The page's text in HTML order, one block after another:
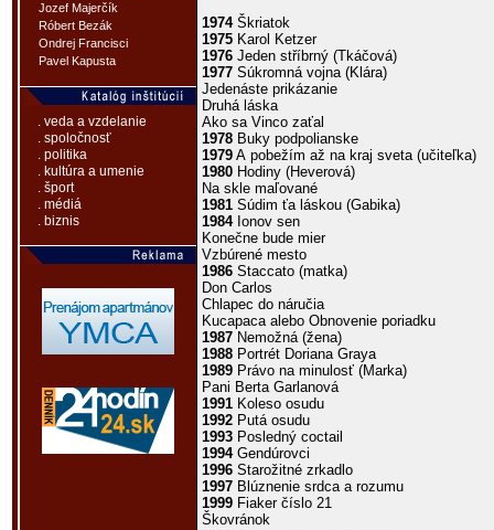
Jozef Majerčík
Róbert Bezák
Ondrej Francisci
Pavel Kapusta
. veda a vzdelanie
. spoločnosť
. politika
. kultúra a umenie
. šport
. médiá
. biznis
1974Škriatok
1975 Karol Ketzer
1976 Jeden stříbrný (Tkáčová)
1977 Súkromná vojna (Klára)
Jedenáste prikázanie
Druhá láska
Ako sa Vinco zaťal
1978 Buky podpolianske
1979 A pobežím až na kraj sveta (učiteľka)
1980 Hodiny (Heverová)
Na skle maľované
1981 Súdim ťa láskou (Gabika)
1984Ionov sen
Konečne bude mier
Vzbúrené mesto
1986 Staccato (matka)
Don Carlos
Chlapec do náručia
Kucapaca alebo Obnovenie poriadku
1987 Nemožná (žena)
1988 Portrét Doriana Graya
1989 Právo na minulosť (Marka)
Pani Berta Garlanová
1991 Koleso osudu
1992 Putá osudu
1993 Posledný coctail
1994Gendúrovci
1996 Starožitné zrkadlo
1997 Blúznenie srdca a rozumu
1999 Fiaker číslo 21
Škovránok